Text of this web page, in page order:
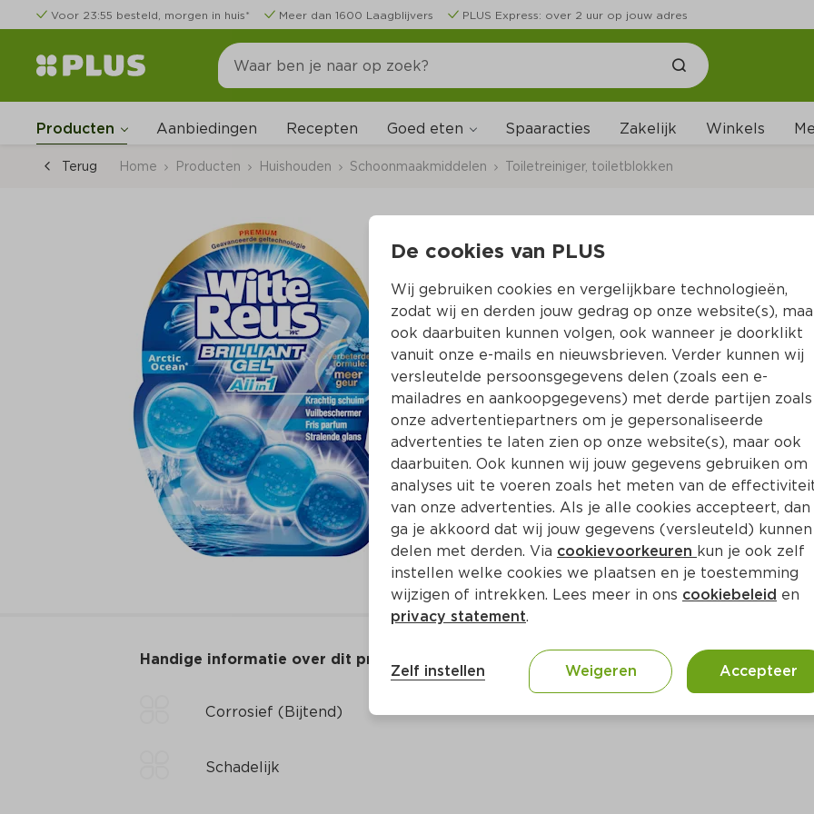
Voor 23:55 besteld, morgen in huis* Meer dan 1600 Laagblijvers PLUS Express: over 2 uur op jouw adres
Producten Aanbiedingen Recepten Goed eten Spaaracties Zakelijk Winkels
Terug Home Producten Huishouden Schoonmaakmiddelen Toiletreiniger, toiletblokken
Witte Reus
Per Blister 1 st
4.49
Toevoegen
Handige informatie over dit product
Corrosief (Bijtend)
Schadelijk
De cookies van PLUS
Wij gebruiken cookies en vergelijkbare technologieën,
zodat wij en derden jouw gedrag op onze website(s),
ook daarbuiten kunnen volgen, ook wanneer je doorklikt
vanuit onze e-mails en nieuwsbrieven. Verder kunnen wij
versleutelde persoonsgegevens delen (zoals een e-
mailadres en aankoopgegevens) met derde partijen zoals
onze advertentiepartners om je gepersonaliseerde
advertenties te laten zien op onze website(s), maar ook
daarbuiten. Ook kunnen wij jouw gegevens gebruiken om
analyses uit te voeren zoals het meten van de
van onze advertenties. Als je alle cookies accepteert, dan
ga je akkoord dat wij jouw gegevens (versleuteld) kunnen
delen met derden. Via cookievoorkeuren kun je ook zelf
instellen welke cookies we plaatsen en je toestemming
wijzigen of intrekken. Lees meer in ons cookiebeleid en
privacy statement.
Zelf instellen Weigeren Accepteer